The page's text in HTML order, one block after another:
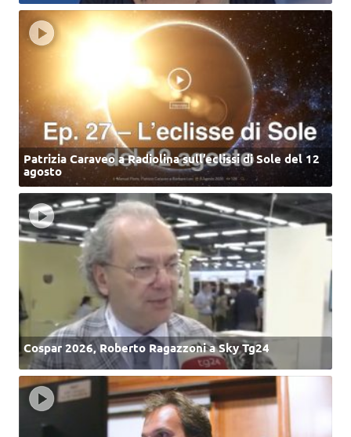
Patrizia Caraveo a Radiolina sull’eclissi di Sole del 12
agosto
Cospar 2026, Roberto Ragazzoni a Sky Tg24